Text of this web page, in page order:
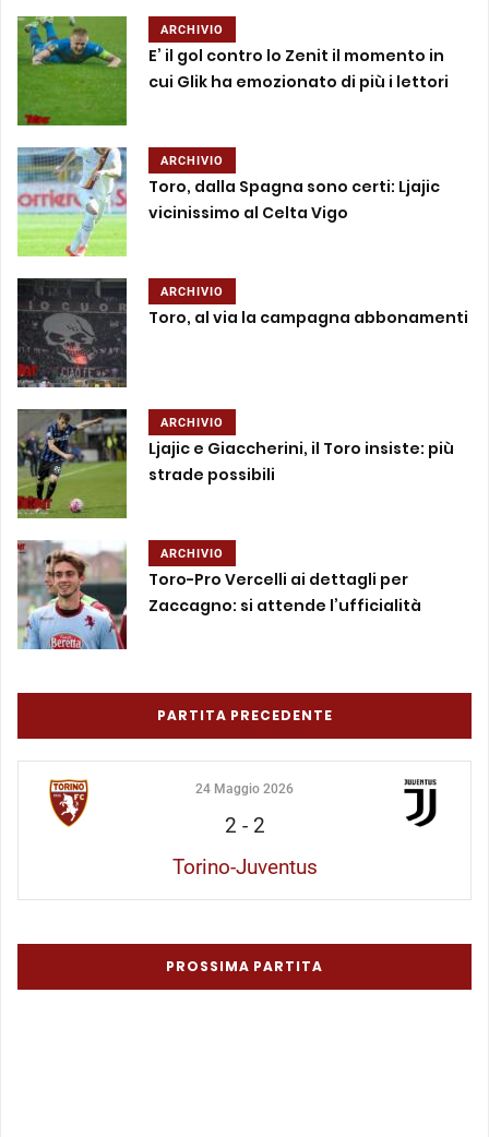
ARCHIVIO
E’ il gol contro lo Zenit il momento in
cui Glik ha emozionato di più i lettori
ARCHIVIO
Toro, dalla Spagna sono certi: Ljajic
vicinissimo al Celta Vigo
ARCHIVIO
Toro, al via la campagna abbonamenti
ARCHIVIO
Ljajic e Giaccherini, il Toro insiste: più
strade possibili
ARCHIVIO
Toro-Pro Vercelli ai dettagli per
Zaccagno: si attende l’ufficialità
PARTITA PRECEDENTE
24 Maggio 2026
2 - 2
Torino-Juventus
PROSSIMA PARTITA